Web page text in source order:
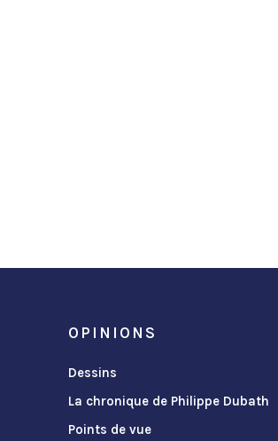
OPINIONS
Dessins
La chronique de Philippe Dubath
Points de vue